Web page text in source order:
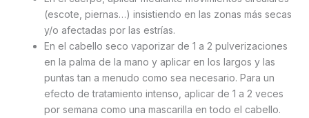
(escote, piernas…) insistiendo en las zonas más secas
y/o afectadas por las estrías.
En el cabello seco vaporizar de 1 a 2 pulverizaciones
en la palma de la mano y aplicar en los largos y las
puntas tan a menudo como sea necesario. Para un
efecto de tratamiento intenso, aplicar de 1 a 2 veces
por semana como una mascarilla en todo el cabello.